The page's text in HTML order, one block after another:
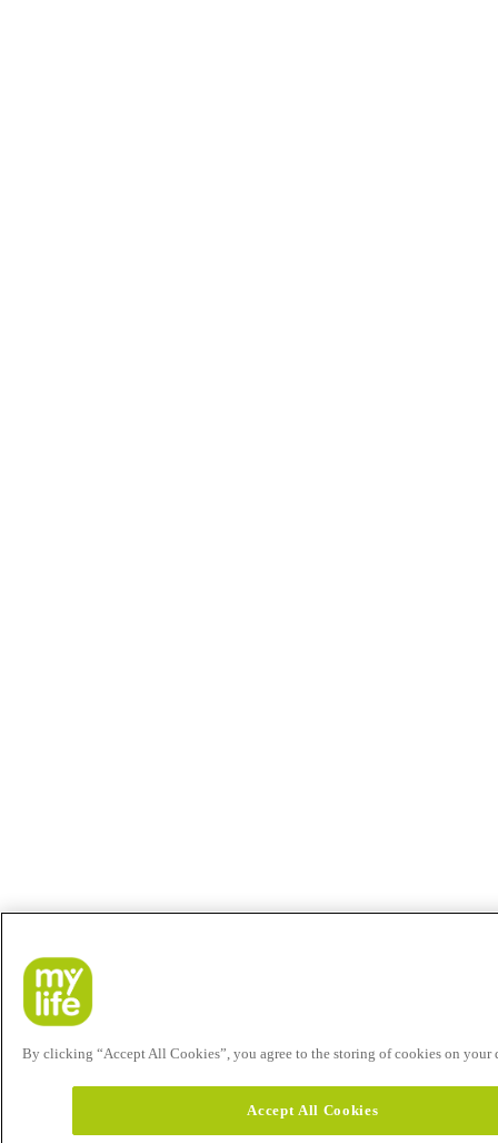
By clicking “Accept All Cookies”, you agree to the storing of cookies on your
Accept All Cookies